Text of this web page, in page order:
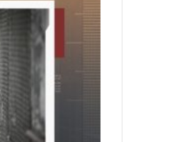
أسرى
صدرت
أوامر